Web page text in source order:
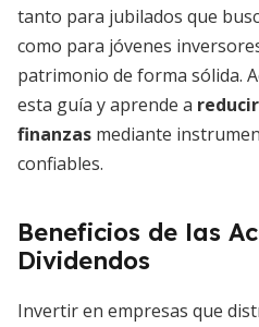
tanto para jubilados que
como para jóvenes
patrimonio de forma sólida.
esta guía y aprende a
finanzas mediante
confiables.
Beneficios de las
Dividendos
Invertir en empresas que